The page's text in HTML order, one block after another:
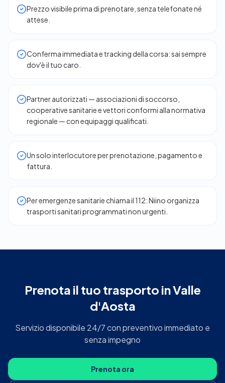
Prezzo visibile prima di prenotare, senza telefonate né
attese.
Conferma immediata e tracking della corsa: sai sempre
dov'è il tuo caro.
Partner autorizzati — associazioni di soccorso,
cooperative sanitarie e vettori conformi alla normativa
regionale — con equipaggi qualificati.
Un solo interlocutore per prenotazione, pagamento e
fattura.
Per emergenze sanitarie chiama il 112: Niino organizza
trasporti sanitari programmati non urgenti.
Prenota il tuo trasporto in Valle
d'Aosta
Servizio disponibile 24/7 con preventivo immediato e
senza impegno
Prenota ora